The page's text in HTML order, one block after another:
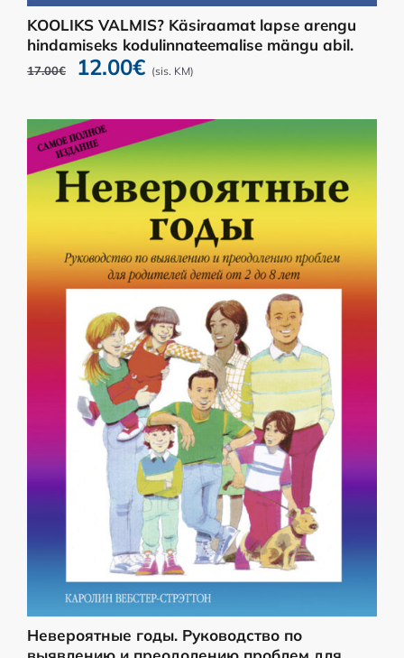
KOOLIKS VALMIS? Käsiraamat lapse arengu
hindamiseks kodulinnateemalise mängu abil.
17.00€
Algne
oli:
17.00€.
12.00€Praegune
on:
12.00€.
(sis. KM)
Невероятные годы. Pуководство по